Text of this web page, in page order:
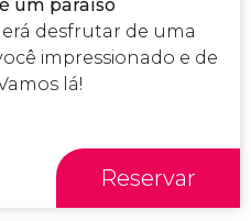
um paraíso
desfrutar de uma
impressionado e de
lá!
Reservar